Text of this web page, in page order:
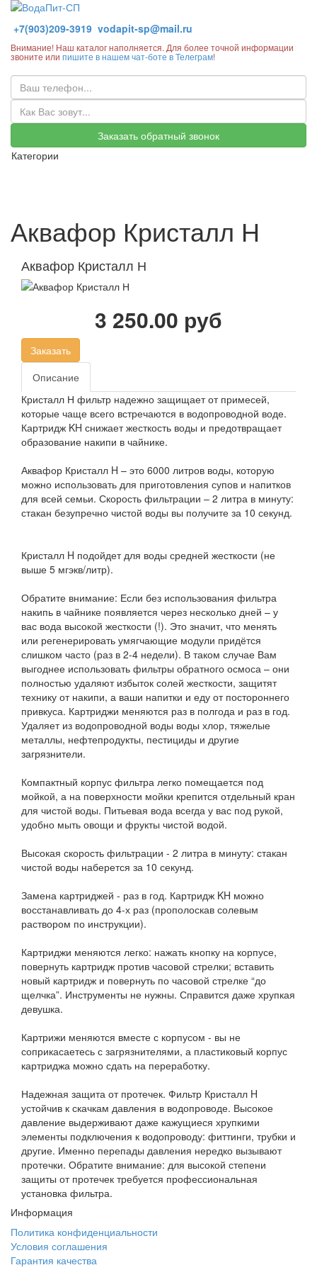
+7(903)209-3919 vodapit-sp@mail.ru
Внимание! Наш каталог наполняется. Для более точной информации
звоните или пишите в нашем чат-боте в Телеграм!
Заказать обратный звонок
Категории
Аквафор Кристалл Н
Аквафор Кристалл Н
3 250.00 руб
Заказать
Описание
Кристалл Н фильтр надежно защищает от примесей,
которые чаще всего встречаются в водопроводной воде.
Картридж KH снижает жесткость воды и предотвращает
образование накипи в чайнике.
Аквафор Кристалл H – это 6000 литров воды, которую
можно использовать для приготовления супов и напитков
для всей семьи. Скорость фильтрации – 2 литра в минуту:
стакан безупречно чистой воды вы получите за 10 секунд.
Кристалл H подойдет для воды средней жесткости (не
выше 5 мгэкв/литр).
Обратите внимание: Если без использования фильтра
накипь в чайнике появляется через несколько дней – у
вас вода высокой жесткости (!). Это значит, что менять
или регенерировать умягчающие модули придётся
слишком часто (раз в 2-4 недели). В таком случае Вам
выгоднее использовать фильтры обратного осмоса – они
полностью удаляют избыток солей жесткости, защитят
технику от накипи, а ваши напитки и еду от постороннего
привкуса. Картриджи меняются раз в полгода и раз в год.
Удаляет из водопроводной воды воды хлор, тяжелые
металлы, нефтепродукты, пестициды и другие
загрязнители.
Компактный корпус фильтра легко помещается под
мойкой, а на поверхности мойки крепится отдельный кран
для чистой воды. Питьевая вода всегда у вас под рукой,
удобно мыть овощи и фрукты чистой водой.
Высокая скорость фильтрации - 2 литра в минуту: стакан
чистой воды наберется за 10 секунд.
Замена картриджей - раз в год. Картридж KH можно
восстанавливать до 4-х раз (прополоскав солевым
раствором по инструкции).
Картриджи меняются легко: нажать кнопку на корпусе,
повернуть картридж против часовой стрелки; вставить
новый картридж и повернуть по часовой стрелке “до
щелчка”. Инструменты не нужны. Справится даже хрупкая
девушка.
Картрижи меняются вместе с корпусом - вы не
соприкасаетесь с загрязнителями, а пластиковый корпус
картриджа можно сдать на переработку.
Надежная защита от протечек. Фильтр Кристалл H
устойчив к скачкам давления в водопроводе. Высокое
давление выдерживают даже кажущиеся хрупкими
элементы подключения к водопроводу: фиттинги, трубки и
другие. Именно перепады давления нередко вызывают
протечки. Обратите внимание: для высокой степени
защиты от протечек требуется профессиональная
установка фильтра.
Информация
Политика конфиденциальности
Условия соглашения
Гарантия качества